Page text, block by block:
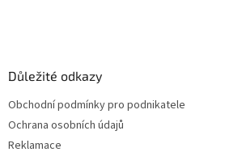
Důležité odkazy
Obchodní podmínky pro podnikatele
Ochrana osobních údajů
Reklamace